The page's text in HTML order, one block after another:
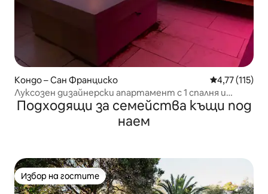
Кондо – Сан Франциско Средна
4,77 (115)
Луксозен дизайнерски апартамент с 1 спалня и
гледки на перфектно място
Подходящи за семейства къщи под
наем
Избор на гостите
Избор на гостите